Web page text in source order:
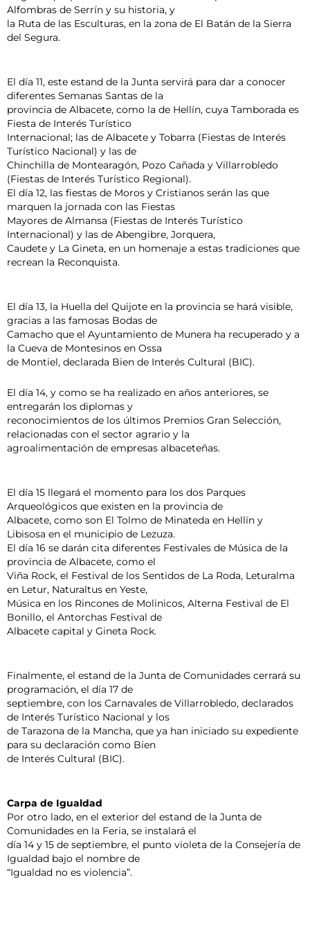
Alfombras de Serrín y su historia, y
la Ruta de las Esculturas, en la zona de El Batán de la Sierra
del Segura.
El día 11, este estand de la Junta servirá para dar a conocer
diferentes Semanas Santas de la
provincia de Albacete, como la de Hellín, cuya Tamborada es
Fiesta de Interés Turístico
Internacional; las de Albacete y Tobarra (Fiestas de Interés
Turístico Nacional) y las de
Chinchilla de Montearagón, Pozo Cañada y Villarrobledo
(Fiestas de Interés Turístico Regional).
El día 12, las fiestas de Moros y Cristianos serán las que
marquen la jornada con las Fiestas
Mayores de Almansa (Fiestas de Interés Turístico
Internacional) y las de Abengibre, Jorquera,
Caudete y La Gineta, en un homenaje a estas tradiciones que
recrean la Reconquista.
El día 13, la Huella del Quijote en la provincia se hará visible,
gracias a las famosas Bodas de
Camacho que el Ayuntamiento de Munera ha recuperado y a
la Cueva de Montesinos en Ossa
de Montiel, declarada Bien de Interés Cultural (BIC).
El día 14, y como se ha realizado en años anteriores, se
entregarán los diplomas y
reconocimientos de los últimos Premios Gran Selección,
relacionadas con el sector agrario y la
agroalimentación de empresas albaceteñas.
El día 15 llegará el momento para los dos Parques
Arqueológicos que existen en la provincia de
Albacete, como son El Tolmo de Minateda en Hellín y
Libisosa en el municipio de Lezuza.
El día 16 se darán cita diferentes Festivales de Música de la
provincia de Albacete, como el
Viña Rock, el Festival de los Sentidos de La Roda, Leturalma
en Letur, Naturaltus en Yeste,
Música en los Rincones de Molinicos, Alterna Festival de El
Bonillo, el Antorchas Festival de
Albacete capital y Gineta Rock.
Finalmente, el estand de la Junta de Comunidades cerrará su
programación, el día 17 de
septiembre, con los Carnavales de Villarrobledo, declarados
de Interés Turístico Nacional y los
de Tarazona de la Mancha, que ya han iniciado su expediente
para su declaración como Bien
de Interés Cultural (BIC).
Carpa de Igualdad
Por otro lado, en el exterior del estand de la Junta de
Comunidades en la Feria, se instalará el
día 14 y 15 de septiembre, el punto violeta de la Consejería de
Igualdad bajo el nombre de
“Igualdad no es violencia”.